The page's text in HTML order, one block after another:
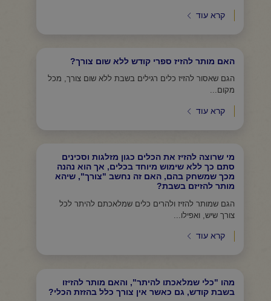
קרא עוד
האם מותר להזיז ספרי קודש ללא שום צורך?
הגם שאסור להזיז כלים רגילים בשבת ללא שום צורך, מכל
מקום...
קרא עוד
מי שרוצה להזיז את הכלים כגון מזלגות וסכינים
סתם כך ללא שימוש מיוחד בכלים, אך הוא נהנה
מכך שמשחק בהם, האם זה נחשב "צורך", שיהא
מותר להזיזם בשבת?
הגם שמותר להזיז ולהרים כלים שמלאכתם להיתר לכל
צורך שיש, ואפילו...
קרא עוד
מהו "כלי שמלאכתו להיתר", והאם מותר להזיזו
בשבת קודש, גם כאשר אין צורך כלל בהזזת הכלי?